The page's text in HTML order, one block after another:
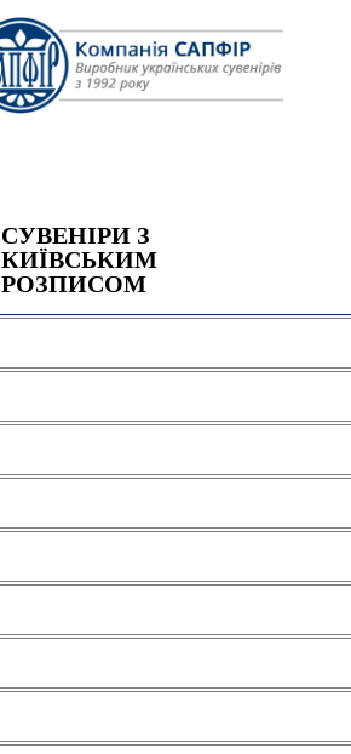
СУВЕНІРИ З
КИЇВСЬКИМ
РОЗПИСОМ